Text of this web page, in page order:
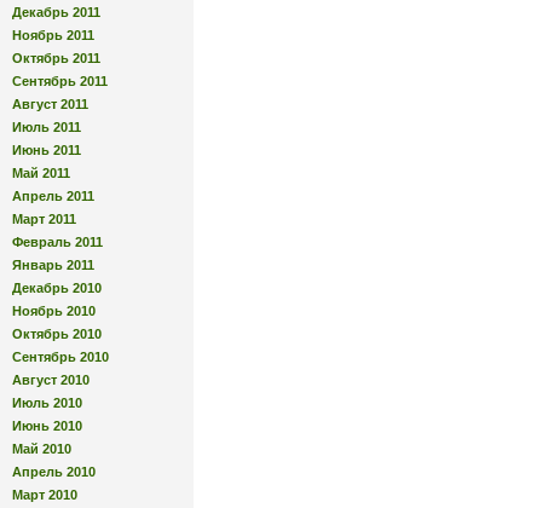
Декабрь 2011
Ноябрь 2011
Октябрь 2011
Сентябрь 2011
Август 2011
Июль 2011
Июнь 2011
Май 2011
Апрель 2011
Март 2011
Февраль 2011
Январь 2011
Декабрь 2010
Ноябрь 2010
Октябрь 2010
Сентябрь 2010
Август 2010
Июль 2010
Июнь 2010
Май 2010
Апрель 2010
Март 2010